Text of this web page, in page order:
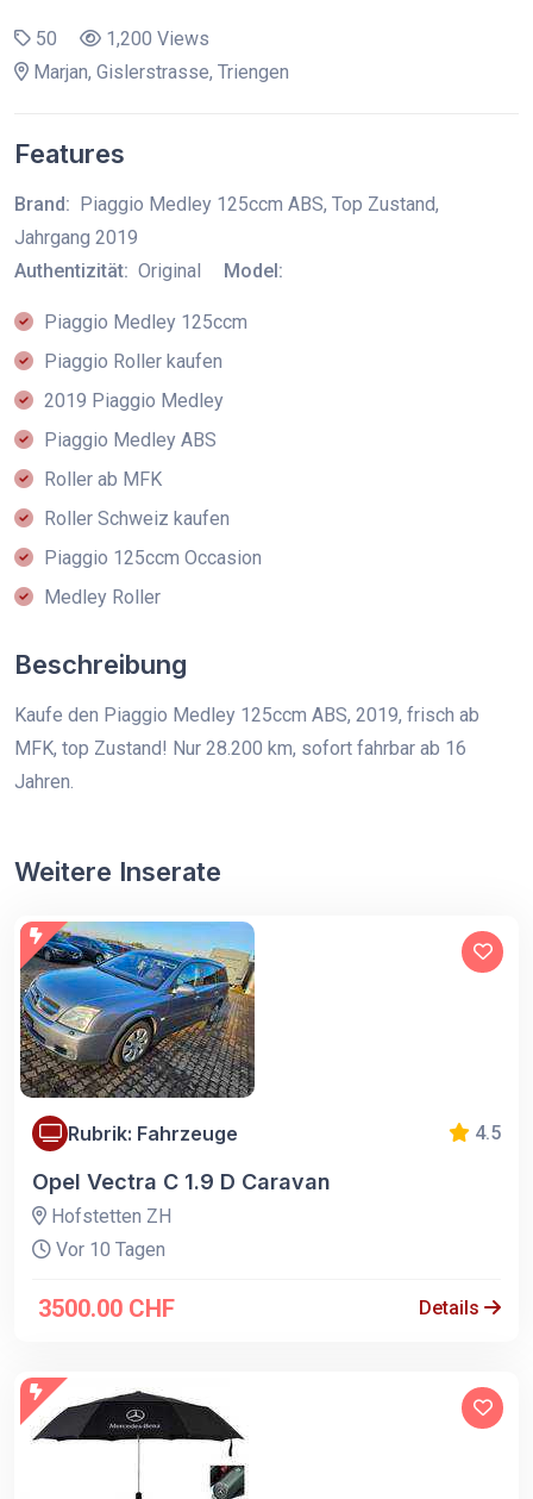
50
1,200 Views
Marjan, Gislerstrasse, Triengen
Features
Brand: Piaggio Medley 125ccm ABS, Top Zustand,
Jahrgang 2019
Authentizität: Original Model:
Piaggio Medley 125ccm
Piaggio Roller kaufen
2019 Piaggio Medley
Piaggio Medley ABS
Roller ab MFK
Roller Schweiz kaufen
Piaggio 125ccm Occasion
Medley Roller
Beschreibung
Kaufe den Piaggio Medley 125ccm ABS, 2019, frisch ab
MFK, top Zustand! Nur 28.200 km, sofort fahrbar ab 16
Jahren.
Weitere Inserate
Rubrik: Fahrzeuge 4.5
Opel Vectra C 1.9 D Caravan
Hofstetten ZH
Vor 10 Tagen
3500.00 CHF Details